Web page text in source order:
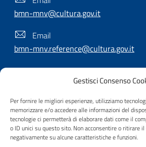
Gestisci Consenso
Per fornire le migliori esperienze, utilizziamo
memorizzare e/o accedere alle informazioni del
tecnologie ci permetterà di elaborare dati come il
o ID unici su questo sito. Non acconsentire o ritirare
negativamente su alcune caratteristiche e funzioni.
bmn-mnv@cultura.gov.it
Email
bmn-mnv.reference@cultura.gov.it
Useful Links Section
Privacy | Cookie policy | Contatti |